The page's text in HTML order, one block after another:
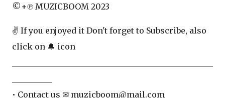
©+℗ MUZICBOOM 2023
✌ If you enjoyed it Don't forget to Subscribe, also
click on 🔔 icon
• Contact us ✉ muzicboom@mail.com